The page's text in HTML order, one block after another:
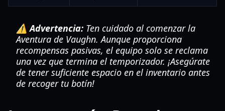
⚠️ Advertencia: Ten cuidado al comenzar la
Aventura de Vaughn. Aunque proporciona
recompensas pasivas, el equipo solo se reclama
una vez que termina el temporizador. ¡Asegúrate
de tener suficiente espacio en el inventario antes
de recoger tu botín!